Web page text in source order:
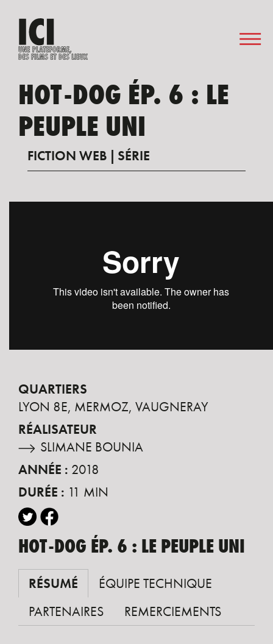
HOT-DOG ÉP. 6 : LE
PEUPLE UNI
FICTION WEB SÉRIE
QUARTIERS
LYON 8E MERMOZ VAUGNERAY
RÉALISATEUR
SLIMANE BOUNIA
ANNÉE : 2018
DURÉE : 11 MIN
HOT-DOG ÉP. 6 : LE PEUPLE UNI
RÉSUMÉ
ÉQUIPE TECHNIQUE
PARTENAIRES
REMERCIEMENTS